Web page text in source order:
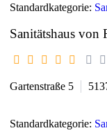
Standardkategorie:
Sanitätshaus
Gartenstraße 5
Standardkategorie: